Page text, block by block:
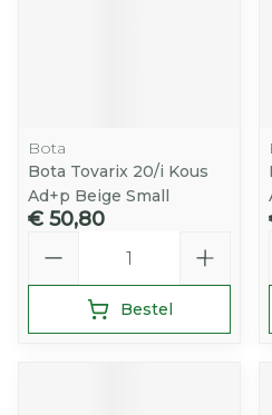
Bota
Bota Tovarix 20/i Kous
Ad+p Beige Small
€ 50,80
Bestel